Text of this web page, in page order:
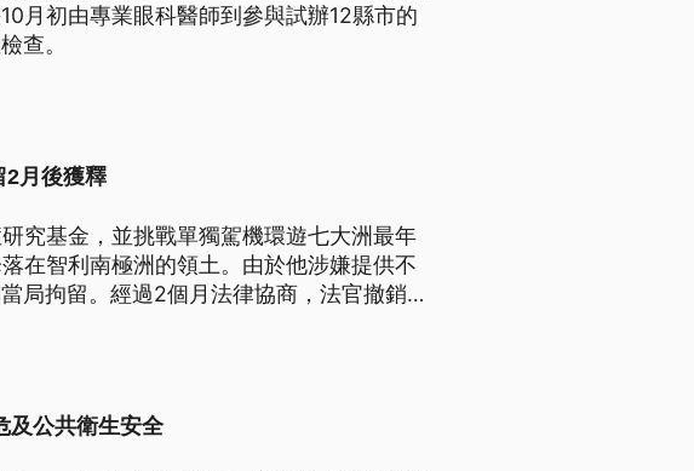
月初由專業眼科醫師到參與試辦12縣市的
查。
2月後獲釋
究基金，並挑戰單獨駕機環遊七大洲最年
在智利南極洲的領土。由於他涉嫌提供不
局拘留。經過2個月法律協商，法官撤銷指
及公共衛生安全